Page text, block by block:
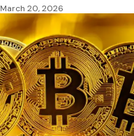
March 20, 2026